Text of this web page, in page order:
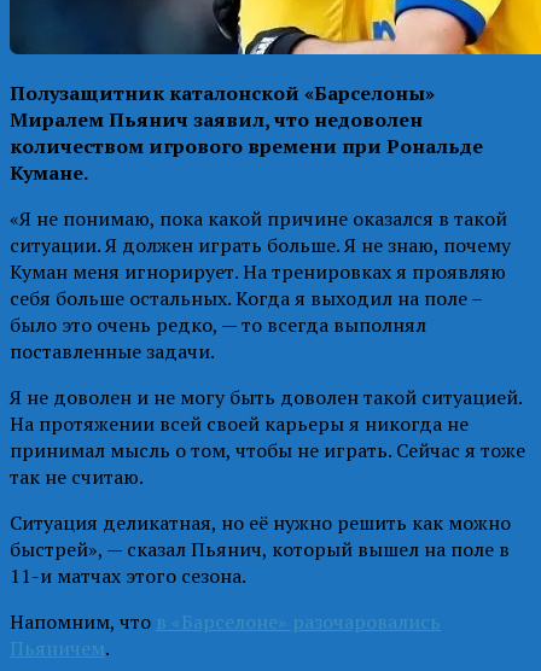
Полузащитник каталонской «Барселоны»
Миралем Пьянич заявил, что недоволен
количеством игрового времени при Рональде
Кумане.
«Я не понимаю, пока какой причине оказался в такой
ситуации. Я должен играть больше. Я не знаю, почему
Куман меня игнорирует. На тренировках я проявляю
себя больше остальных. Когда я выходил на поле –
было это очень редко, — то всегда выполнял
поставленные задачи.
Я не доволен и не могу быть доволен такой ситуацией.
На протяжении всей своей карьеры я никогда не
принимал мысль о том, чтобы не играть. Сейчас я тоже
так не считаю.
Ситуация деликатная, но её нужно решить как можно
быстрей», — сказал Пьянич, который вышел на поле в
11-и матчах этого сезона.
Напомним, что в «Барселоне» разочаровались
Пьяничем.